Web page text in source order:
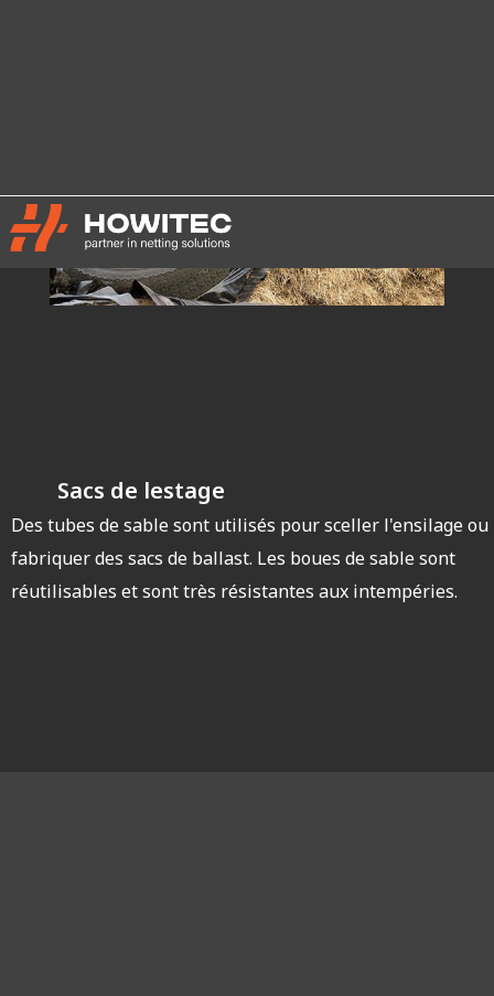
Sacs de lestage
Des tubes de sable sont utilisés pour sceller l'ensilage ou
fabriquer des sacs de ballast. Les boues de sable sont
réutilisables et sont très résistantes aux intempéries.